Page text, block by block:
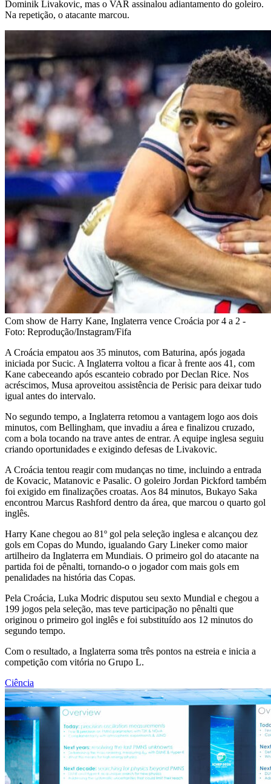
Dominik Livakovic, mas o VAR assinalou adiantamento do goleiro.
Na repetição, o atacante marcou.
Com show de Harry Kane, Inglaterra vence Croácia por 4 a 2 -
Foto: Reprodução/Instagram/Fifa
A Croácia empatou aos 35 minutos, com Baturina, após jogada
iniciada por Sucic. A Inglaterra voltou a ficar à frente aos 41, com
Kane cabeceando após escanteio cobrado por Declan Rice. Nos
acréscimos, Musa aproveitou assistência de Perisic para deixar tudo
igual antes do intervalo.
No segundo tempo, a Inglaterra retomou a vantagem logo aos dois
minutos, com Bellingham, que invadiu a área e finalizou cruzado,
com a bola tocando na trave antes de entrar. A equipe inglesa seguiu
criando oportunidades e exigindo defesas de Livakovic.
A Croácia tentou reagir com mudanças no time, incluindo a entrada
de Kovacic, Matanovic e Pasalic. O goleiro Jordan Pickford também
foi exigido em finalizações croatas. Aos 84 minutos, Bukayo Saka
encontrou Marcus Rashford dentro da área, que marcou o quarto gol
inglês.
Harry Kane chegou ao 81º gol pela seleção inglesa e alcançou dez
gols em Copas do Mundo, igualando Gary Lineker como maior
artilheiro da Inglaterra em Mundiais. O primeiro gol do atacante na
partida foi de pênalti, tornando-o o jogador com mais gols em
penalidades na história das Copas.
Pela Croácia, Luka Modric disputou seu sexto Mundial e chegou a
199 jogos pela seleção, mas teve participação no pênalti que
originou o primeiro gol inglês e foi substituído aos 12 minutos do
segundo tempo.
Com o resultado, a Inglaterra soma três pontos na estreia e inicia a
competição com vitória no Grupo L.
Ciência